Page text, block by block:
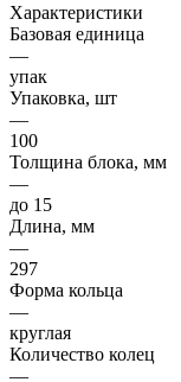
Характеристики
Базовая единица
—
упак
Упаковка, шт
—
100
Толщина блока, мм
—
до 15
Длина, мм
—
297
Форма кольца
—
круглая
Количество колец
—